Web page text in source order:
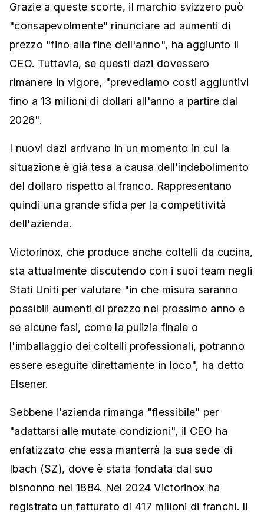
Grazie a queste scorte, il marchio svizzero può
"consapevolmente" rinunciare ad aumenti di
prezzo "fino alla fine dell'anno", ha aggiunto il
CEO. Tuttavia, se questi dazi dovessero
rimanere in vigore, "prevediamo costi aggiuntivi
fino a 13 milioni di dollari all'anno a partire dal
2026".
I nuovi dazi arrivano in un momento in cui la
situazione è già tesa a causa dell'indebolimento
del dollaro rispetto al franco. Rappresentano
quindi una grande sfida per la competitività
dell'azienda.
Victorinox, che produce anche coltelli da cucina,
sta attualmente discutendo con i suoi team negli
Stati Uniti per valutare "in che misura saranno
possibili aumenti di prezzo nel prossimo anno e
se alcune fasi, come la pulizia finale o
l'imballaggio dei coltelli professionali, potranno
essere eseguite direttamente in loco", ha detto
Elsener.
Sebbene l'azienda rimanga "flessibile" per
"adattarsi alle mutate condizioni", il CEO ha
enfatizzato che essa manterrà la sua sede di
Ibach (SZ), dove è stata fondata dal suo
bisnonno nel 1884. Nel 2024 Victorinox ha
registrato un fatturato di 417 milioni di franchi. Il